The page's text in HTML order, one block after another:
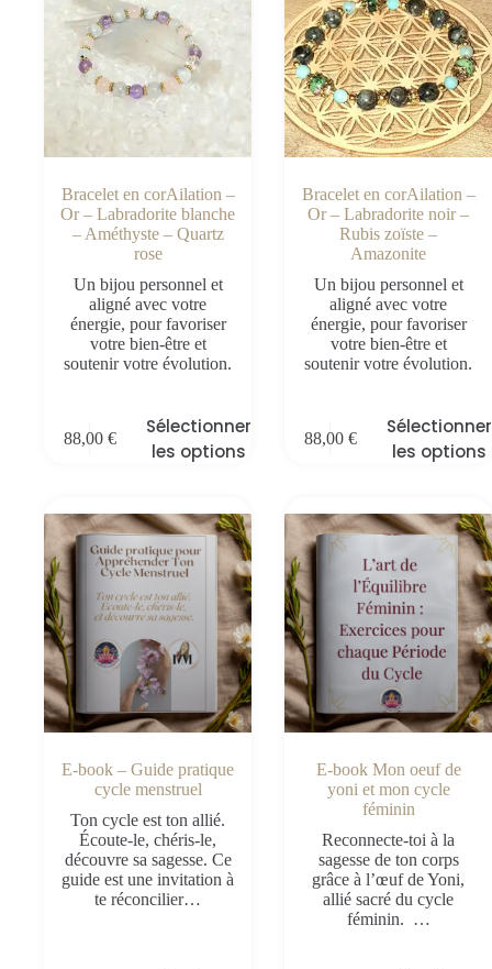
Bracelet en corAilation –
Or – Labradorite blanche
– Améthyste – Quartz
rose
Un bijou personnel et
aligné avec votre
énergie, pour favoriser
votre bien-être et
soutenir votre évolution.
88,00 €
Sélectionner
les options
Bracelet en corAilation –
Or – Labradorite noir –
Rubis zoïste –
Amazonite
Un bijou personnel et
aligné avec votre
énergie, pour favoriser
votre bien-être et
soutenir votre évolution.
88,00 €
Sélectionner
les options
E-book – Guide pratique
cycle menstruel
Ton cycle est ton allié.
Écoute-le, chéris-le,
découvre sa sagesse. Ce
guide est une invitation à
te réconcilier…
E-book Mon oeuf de
yoni et mon cycle
féminin
Reconnecte-toi à la
sagesse de ton corps
grâce à l’œuf de Yoni,
allié sacré du cycle
féminin. …